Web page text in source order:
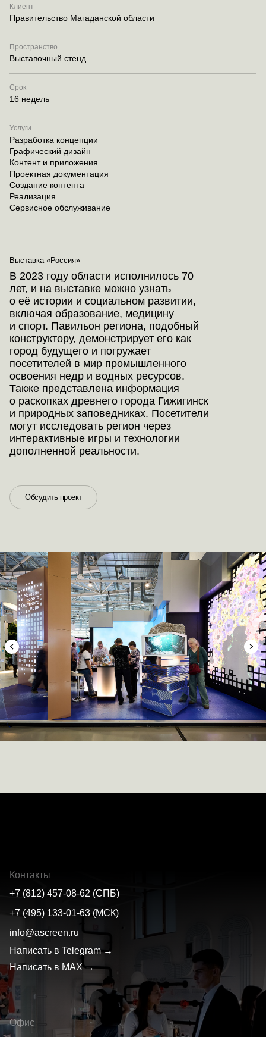
Выставка «Россия»
Обсудить проект
Клиент
Правительство Магаданской области
Пространство
Выставочный стенд
Срок
16 недель
Услуги
Разработка концепции
Графический дизайн
Контент и приложения
Проектная документация
Создание контента
Реализация
Сервисное обслуживание
В 2023 году области исполнилось 70
лет, и на выставке можно узнать
о её истории и социальном развитии,
включая образование, медицину
и спорт. Павильон региона, подобный
конструктору, демонстрирует его как
город будущего и погружает
посетителей в мир промышленного
освоения недр и водных ресурсов.
Также представлена информация
о раскопках древнего города Гижигинск
и природных заповедниках. Посетители
могут исследовать регион через
интерактивные игры и технологии
дополненной реальности.
Контакты
+7 (812) 457-08-62 (СПБ)
+7 (495) 133-01-63 (МСК)
info@ascreen.ru
Написать в MAX →
Написать в Telegram →
Офис